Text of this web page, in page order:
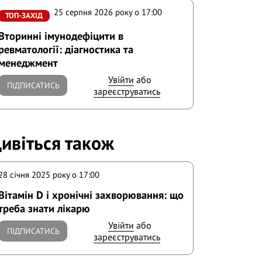
ТОП-ЗАХІД 25 серпня 2026 року o 17:00
імунодефіцити в
діагностика та
ПІДПИСАТИСЬ Увійти або
зареєструватись
також
січня 2025 року o 17:00
D і хронічні захворювання: що
знати лікарю
ПІДПИСАТИСЬ Увійти або
зареєструватись